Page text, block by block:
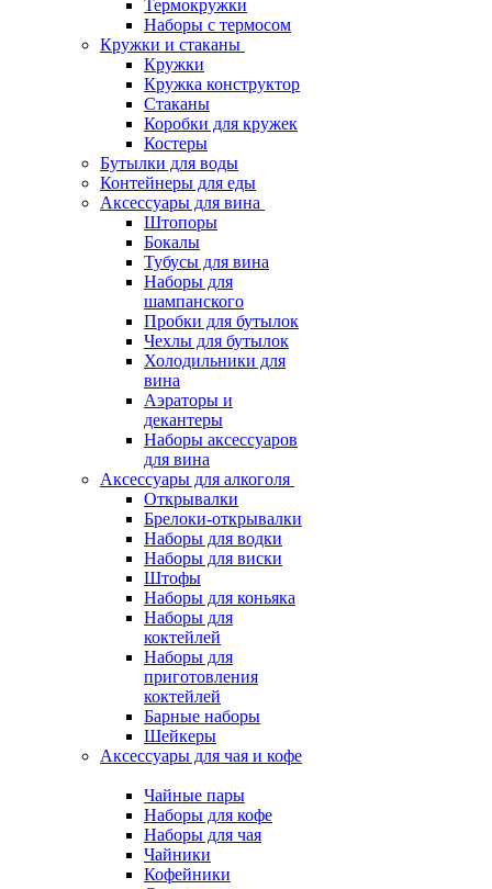
Термокружки
Наборы с термосом
Кружки и стаканы
Кружки
Кружка конструктор
Стаканы
Коробки для кружек
Костеры
Бутылки для воды
Контейнеры для еды
Аксессуары для вина
Штопоры
Бокалы
Тубусы для вина
Наборы для
шампанского
Пробки для бутылок
Чехлы для бутылок
Холодильники для
вина
Аэраторы и
декантеры
Наборы аксессуаров
для вина
Аксессуары для алкоголя
Открывалки
Брелоки-открывалки
Наборы для водки
Наборы для виски
Штофы
Наборы для коньяка
Наборы для
коктейлей
Наборы для
приготовления
коктейлей
Барные наборы
Шейкеры
Аксессуары для чая и кофе
Чайные пары
Наборы для кофе
Наборы для чая
Чайники
Кофейники